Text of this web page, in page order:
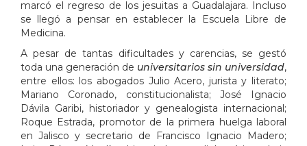
marcó el regreso de los jesuitas a Guadalajara. Incluso
se llegó a pensar en establecer la Escuela Libre de
Medicina.
A pesar de tantas dificultades y carencias, se gestó
toda una generación de universitarios sin universidad,
entre ellos: los abogados Julio Acero, jurista y literato;
Mariano Coronado, constitucionalista; José Ignacio
Dávila Garibi, historiador y genealogista internacional;
Roque Estrada, promotor de la primera huelga laboral
en Jalisco y secretario de Francisco Ignacio Madero;